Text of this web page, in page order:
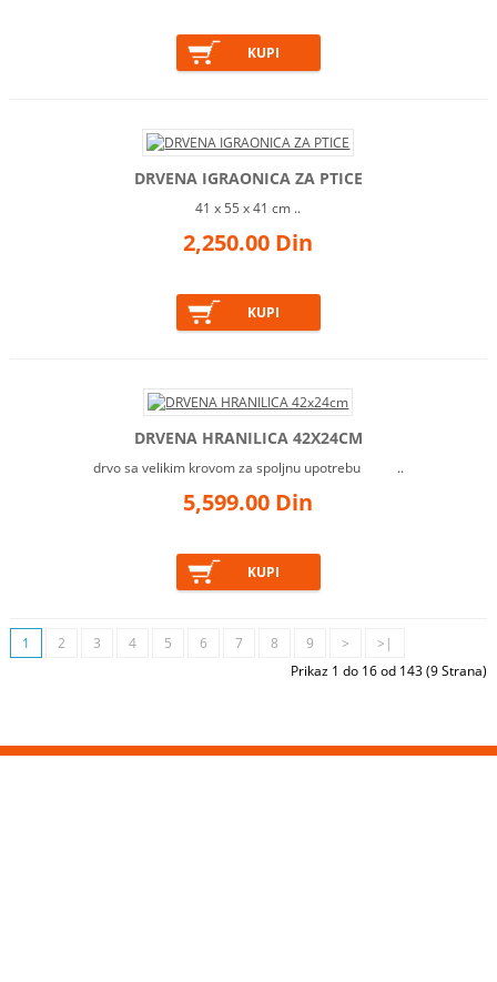
DRVENA IGRAONICA ZA PTICE
41 x 55 x 41 cm ..
2,250.00 Din
DRVENA HRANILICA 42X24CM
drvo sa velikim krovom za spoljnu upotrebu ​ ..
5,599.00 Din
1 2 3 4 5 6 7 8 9 >
>|
Prikaz 1 do 16 od 143 (9 Strana)